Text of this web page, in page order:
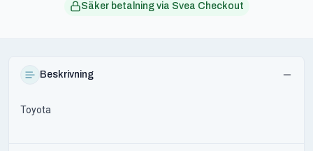
Säker betalning via Svea Checkout
Beskrivning
Toyota